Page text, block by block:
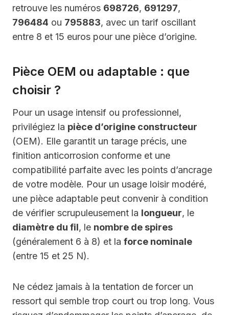
retrouve les numéros 698726, 691297,
796484 ou 795883, avec un tarif oscillant
entre 8 et 15 euros pour une pièce d’origine.
Pièce OEM ou adaptable : que
choisir ?
Pour un usage intensif ou professionnel,
privilégiez la pièce d’origine constructeur
(OEM). Elle garantit un tarage précis, une
finition anticorrosion conforme et une
compatibilité parfaite avec les points d’ancrage
de votre modèle. Pour un usage loisir modéré,
une pièce adaptable peut convenir à condition
de vérifier scrupuleusement la longueur, le
diamètre du fil, le nombre de spires
(généralement 6 à 8) et la force nominale
(entre 15 et 25 N).
Ne cédez jamais à la tentation de forcer un
ressort qui semble trop court ou trop long. Vous